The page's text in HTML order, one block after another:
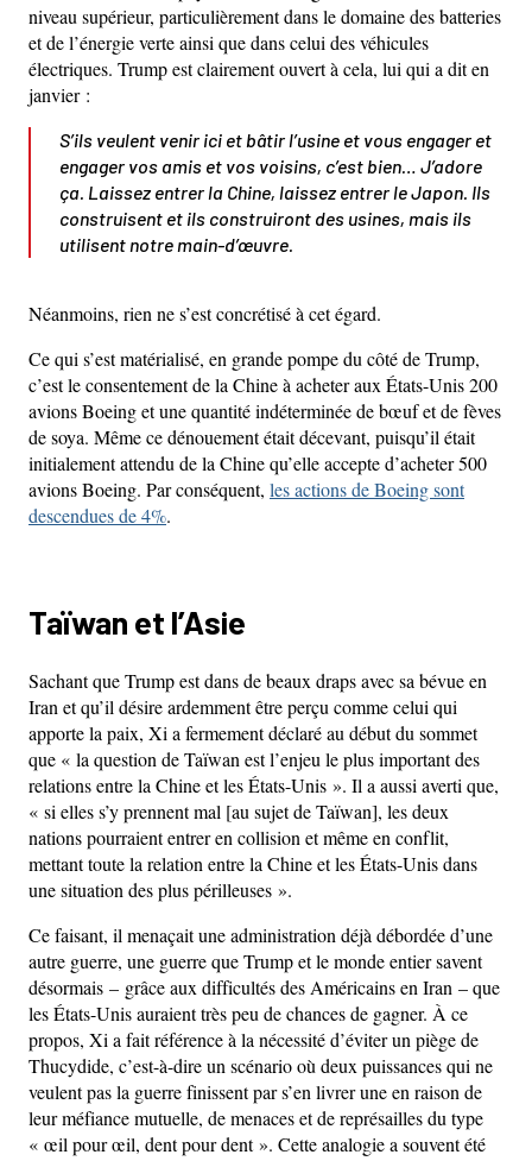
niveau supérieur, particulièrement dans le domaine des batteries
et de l’énergie verte ainsi que dans celui des véhicules
électriques. Trump est clairement ouvert à cela, lui qui a dit en
janvier :
S’ils veulent venir ici et bâtir l’usine et vous engager et
engager vos amis et vos voisins, c’est bien… J’adore
ça. Laissez entrer la Chine, laissez entrer le Japon. Ils
construisent et ils construiront des usines, mais ils
utilisent notre main-d’œuvre.
Néanmoins, rien ne s’est concrétisé à cet égard.
Ce qui s’est matérialisé, en grande pompe du côté de Trump,
c’est le consentement de la Chine à acheter aux États-Unis 200
avions Boeing et une quantité indéterminée de bœuf et de fèves
de soya. Même ce dénouement était décevant, puisqu’il était
initialement attendu de la Chine qu’elle accepte d’acheter 500
avions Boeing. Par conséquent, les actions de Boeing sont
descendues de 4%.
Taïwan et l’Asie
Sachant que Trump est dans de beaux draps avec sa bévue en
Iran et qu’il désire ardemment être perçu comme celui qui
apporte la paix, Xi a fermement déclaré au début du sommet
que « la question de Taïwan est l’enjeu le plus important des
relations entre la Chine et les États-Unis ». Il a aussi averti que,
« si elles s’y prennent mal [au sujet de Taïwan], les deux
nations pourraient entrer en collision et même en conflit,
mettant toute la relation entre la Chine et les États-Unis dans
une situation des plus périlleuses ».
Ce faisant, il menaçait une administration déjà débordée d’une
autre guerre, une guerre que Trump et le monde entier savent
désormais – grâce aux difficultés des Américains en Iran – que
les États-Unis auraient très peu de chances de gagner. À ce
propos, Xi a fait référence à la nécessité d’éviter un piège de
Thucydide, c’est-à-dire un scénario où deux puissances qui ne
veulent pas la guerre finissent par s’en livrer une en raison de
leur méfiance mutuelle, de menaces et de représailles du type
« œil pour œil, dent pour dent ». Cette analogie a souvent été